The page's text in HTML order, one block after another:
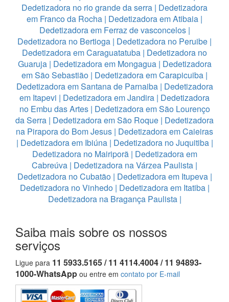
Dedetizadora no rio grande da serra | Dedetizadora
em Franco da Rocha | Dedetizadora em Atibaia |
Dedetizadora em Ferraz de vasconcelos|
Dedetizadora no Bertioga | Dedetizadora no Peruibe |
Dedetizadora em Caraguatatuba | Dedetizadora no
Guaruja| Dedetizadora em Mongagua| Dedetizadora
em São Sebastião | Dedetizadora em Carapicuiba |
Dedetizadora em Santana de Parnaiba| Dedetizadora
em Itapevi | Dedetizadora em Jandira | Dedetizadora
no Embu das Artes| Dedetizadora em São Lourenço
da Serra | Dedetizadora em São Roque | Dedetizadora
na Pirapora do Bom Jesus | Dedetizadora em Caieiras
| Dedetizadora em Ibiúna| Dedetizadora no Juquitiba|
Dedetizadora no Mairiporã| Dedetizadora em
Cabreúva | Dedetizadora na Várzea Paulista |
Dedetizadora no Cubatão| Dedetizadora em Itupeva|
Dedetizadora no Vinhedo| Dedetizadora em Itatiba|
Dedetizadora na Bragança Paulista|
Saiba mais sobre os nossos
serviços
Ligue para 11 5933.5165 / 11 4114.4004 / 11 94893-
1000-WhatsApp ou entre em contato por E-mail